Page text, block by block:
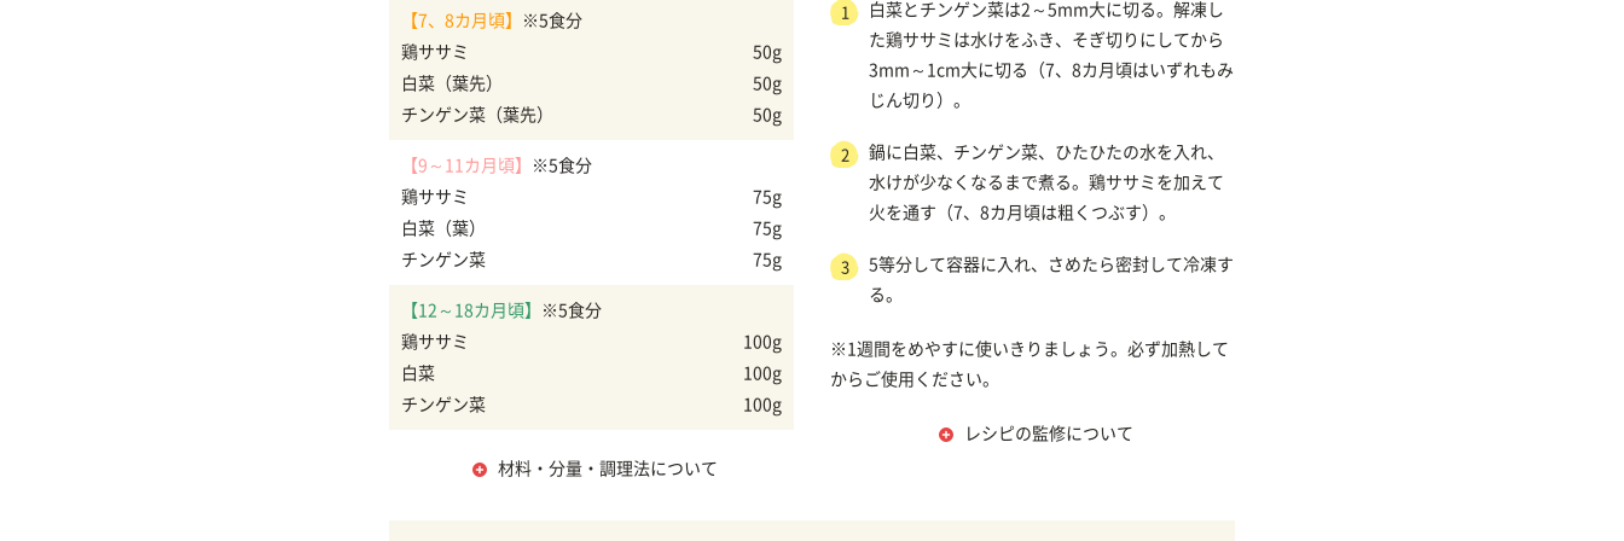
【7、8カ月頃】
※5食分
鶏ササミ
白菜（葉先）
チンゲン菜（葉先）
50g
50g
50g
【9～11カ月頃】
※5食分
鶏ササミ
白菜（葉）
チンゲン菜
75g
75g
75g
【12～18カ月頃】
※5食分
鶏ササミ
白菜
チンゲン菜
100g
100g
100g
材料・分量・調理法について
1
白菜とチンゲン菜は2～5mm大に切る。解凍し
た鶏ササミは水けをふき、そぎ切りにしてから
3mm～1cm大に切る（7、8カ月頃はいずれもみ
じん切り）。
2
鍋に白菜、チンゲン菜、ひたひたの水を入れ、
水けが少なくなるまで煮る。鶏ササミを加えて
火を通す（7、8カ月頃は粗くつぶす）。
3
5等分して容器に入れ、さめたら密封して冷凍す
る。
※1週間をめやすに使いきりましょう。必ず加熱して
からご使用ください。
レシピの監修について